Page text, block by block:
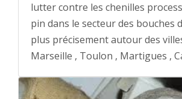
lutter contre les chenilles
pin dans le secteur des bouches
plus précisement autour des
Marseille , Toulon , Martigues ,